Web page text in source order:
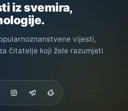
iz svemira,
vijesti,
čitatelje koji žele razumjeti